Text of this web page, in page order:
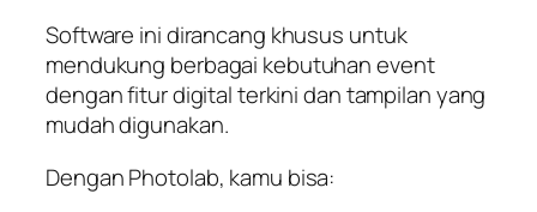
Software ini dirancang khusus untuk
mendukung berbagai kebutuhan event
dengan fitur digital terkini dan tampilan yang
mudah digunakan.
Dengan Photolab, kamu bisa: